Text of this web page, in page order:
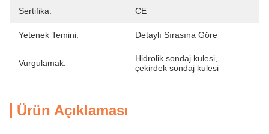
Sertifika: CE
Yetenek Temini: Detaylı Sırasına Göre
Vurgulamak: Hidrolik sondaj kulesi
çekirdek sondaj kulesi
Ürün Açıklaması